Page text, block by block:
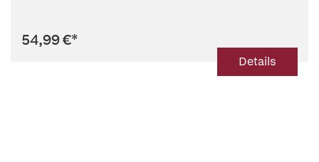
54,99 €*
Details